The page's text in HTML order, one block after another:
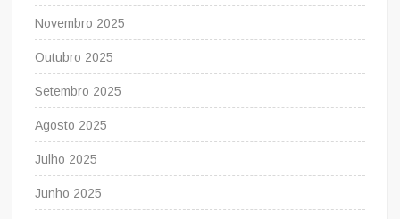
Novembro 2025
Outubro 2025
Setembro 2025
Agosto 2025
Julho 2025
Junho 2025